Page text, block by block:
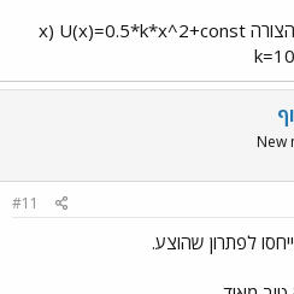
זו אנרגיה של קפיץ מהצורה U(x)=0.5*k*x^2+const (x
New
#11
לפתרון שהוצע.